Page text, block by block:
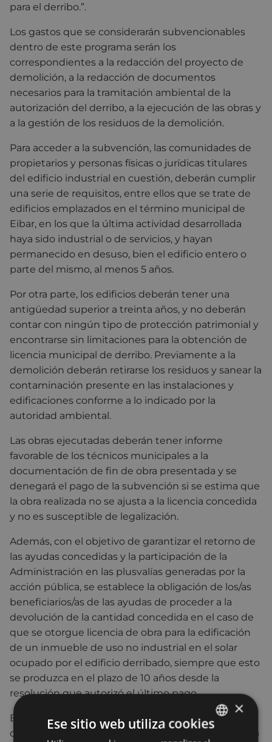
para el derribo.”.
Los gastos que se considerarán subvencionables
dentro de este programa serán los
correspondientes a la redacción del proyecto de
demolición, a la redacción de documentos
necesarios para la tramitación ambiental de la
autorización del derribo, a la ejecución de las obras y
a la gestión de los residuos de la demolición.
Para acceder a la subvención, las comunidades de
propietarios y personas físicas o jurídicas titulares
del edificio industrial en cuestión, deberán cumplir
una serie de requisitos, entre ellos que se trate de
edificios emplazados en el término municipal de
Eibar, en los que la última actividad desarrollada
haya sido industrial o de servicios, y hayan
permanecido en desuso, bien el edificio entero o
parte del mismo, al menos 5 años.
Por otra parte, los edificios deberán tener una
antigüedad superior a treinta años, y no deberán
contar con ningún tipo de protección patrimonial y
encontrarse sin limitaciones para la obtención de
licencia municipal de derribo. Previamente a la
demolición deberán retirarse los residuos y sanear la
contaminación presente en las instalaciones y
edificaciones conforme a lo indicado por la
autoridad ambiental.
Las obras ejecutadas deberán tener informe
favorable de los técnicos municipales a la
documentación de fin de obra presentada y se
denegará el pago de la subvención si se estima que
la obra realizada no se ajusta a la licencia concedida
y no es susceptible de legalización.
Además, con el objetivo de garantizar el retorno de
las ayudas concedidas y la participación de la
Administración en las plusvalías generadas por la
acción pública, se establece la obligación de los/as
beneficiarios/as de las ayudas de proceder a la
devolución de la cantidad concedida en el caso de
que se otorgue licencia de obra para la edificación
de un inmueble de uso no industrial en el solar
ocupado por el edificio derribado, siempre que esto
se produzca en el plazo de 10 años desde la
resolución que autorizó el último pago.
El plazo de presentación de las solicitudes de
obtención de subvención para este programa se ha
×
Ese sitio web utiliza cookies